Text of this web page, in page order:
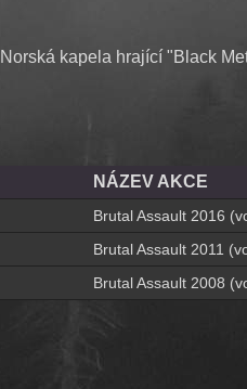
kapela hrající "Black
NÁZEV AKCE
Brutal Assault 2016
Brutal Assault 2011
Brutal Assault 2008